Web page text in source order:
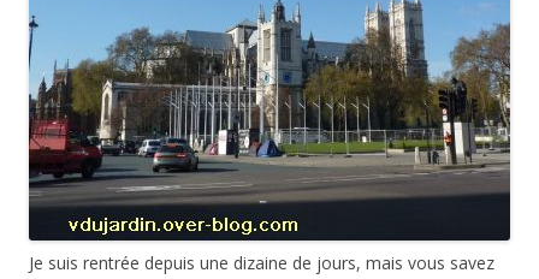
Je suis rentrée depuis une dizaine de jours, mais vous savez